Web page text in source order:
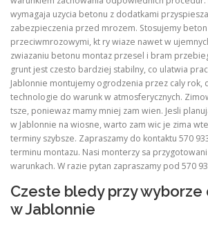
wymagaja uzycia betonu z dodatkami
zabezpieczenia przed mrozem. Stosujemy
przeciwmrozowymi, kt ry wiaze nawet w
zwiazaniu betonu montaz przesel i bram
grunt jest czesto bardziej stabilny, co ulatwia
Jablonnie montujemy ogrodzenia przez caly rok,
technologie do warunk w atmosferycznych.
tsze, poniewaz mamy mniej zam wien. Jesli
w Jablonnie na wiosne, warto zam wic je zima
terminy szybsze. Zapraszamy do kontaktu 570
terminu montazu. Nasi monterzy sa
warunkach. W razie pytan zapraszamy pod 570
Czeste bledy przy
w Jablonnie